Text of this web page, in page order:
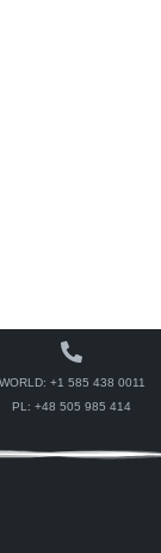
WORLD: +1 585 438 0011
PL:+48 505 985 414